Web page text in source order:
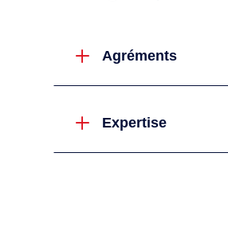
L Agréments
L Expertise